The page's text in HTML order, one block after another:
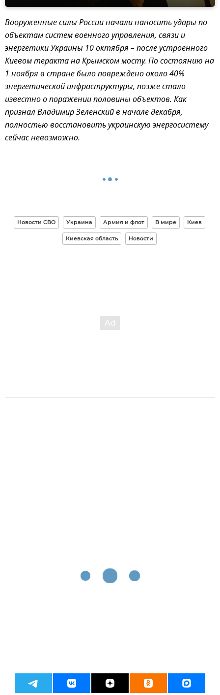
Вооруженные силы России начали наносить удары по
объектам систем военного управления, связи и
энергетики Украины 10 октября – после устроенного
Киевом теракта на Крымском мосту. По состоянию на
1 ноября в стране было повреждено около 40%
энергетической инфраструктуры, позже стало
известно о поражении половины объектов. Как
признал Владимир Зеленский в начале декабря,
полностью восстановить украинскую энергосистему
сейчас невозможно.
Новости СВО Украина Армия и флот В мире Киев
Киевская область Новости